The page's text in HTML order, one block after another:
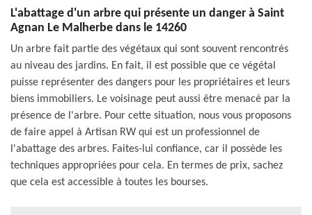
L'abattage d'un arbre qui présente un danger à Saint
Agnan Le Malherbe dans le 14260
Un arbre fait partie des végétaux qui sont souvent rencontrés
au niveau des jardins. En fait, il est possible que ce végétal
puisse représenter des dangers pour les propriétaires et leurs
biens immobiliers. Le voisinage peut aussi être menacé par la
présence de l'arbre. Pour cette situation, nous vous proposons
de faire appel à Artisan RW qui est un professionnel de
l'abattage des arbres. Faites-lui confiance, car il possède les
techniques appropriées pour cela. En termes de prix, sachez
que cela est accessible à toutes les bourses.